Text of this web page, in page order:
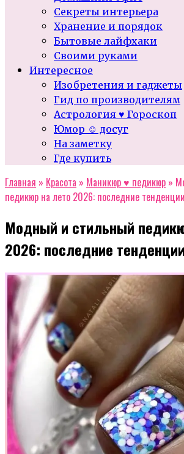
Секреты интерьера
Хранение и порядок
Бытовые лайфхаки
Своими руками
Интересное
Изобретения и гаджеты
Гид по производителям
Астрология ♥ Гороскоп
Юмор ☺ досуг
На заметку
Где купить
Главная » Красота » Маникюр ♥ педикюр »
педикюр на лето 2026: последние тенденции
Модный и стильный
2026: последние тенденции